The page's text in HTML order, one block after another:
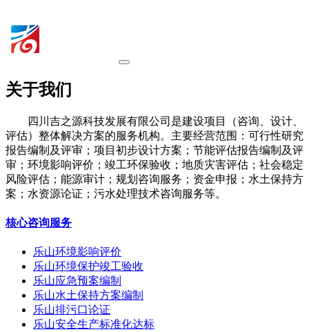
关于我们
四川吉之源科技发展有限公司是建设项目（咨询、设计、
评估）整体解决方案的服务机构。主要经营范围：可行性研究
报告编制及评审；项目初步设计方案；节能评估报告编制及评
审；环境影响评价；竣工环保验收；地质灾害评估；社会稳定
风险评估；能源审计；规划咨询服务；资金申报；水土保持方
案；水资源论证；污水处理技术咨询服务等。
核心咨询服务
乐山环境影响评价
乐山环境保护竣工验收
乐山应急预案编制
乐山水土保持方案编制
乐山排污口论证
乐山安全生产标准化达标